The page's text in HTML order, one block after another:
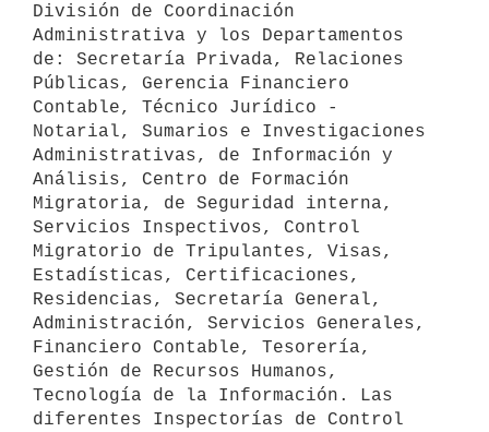
División de Coordinación
Administrativa y los Departamentos
de: Secretaría Privada, Relaciones
Públicas, Gerencia Financiero
Contable, Técnico Jurídico -
Notarial, Sumarios e Investigaciones
Administrativas, de Información y
Análisis, Centro de Formación
Migratoria, de Seguridad interna,
Servicios Inspectivos, Control
Migratorio de Tripulantes, Visas,
Estadísticas, Certificaciones,
Residencias, Secretaría General,
Administración, Servicios Generales,
Financiero Contable, Tesorería,
Gestión de Recursos Humanos,
Tecnología de la Información. Las
diferentes Inspectorías de Control